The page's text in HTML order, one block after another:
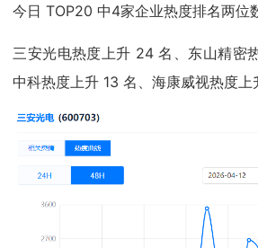
今日 TOP20 中4家企业热度排名两位
三安光电热度上升 24 名、东山精密
中科热度上升 13 名、海康威视热度上